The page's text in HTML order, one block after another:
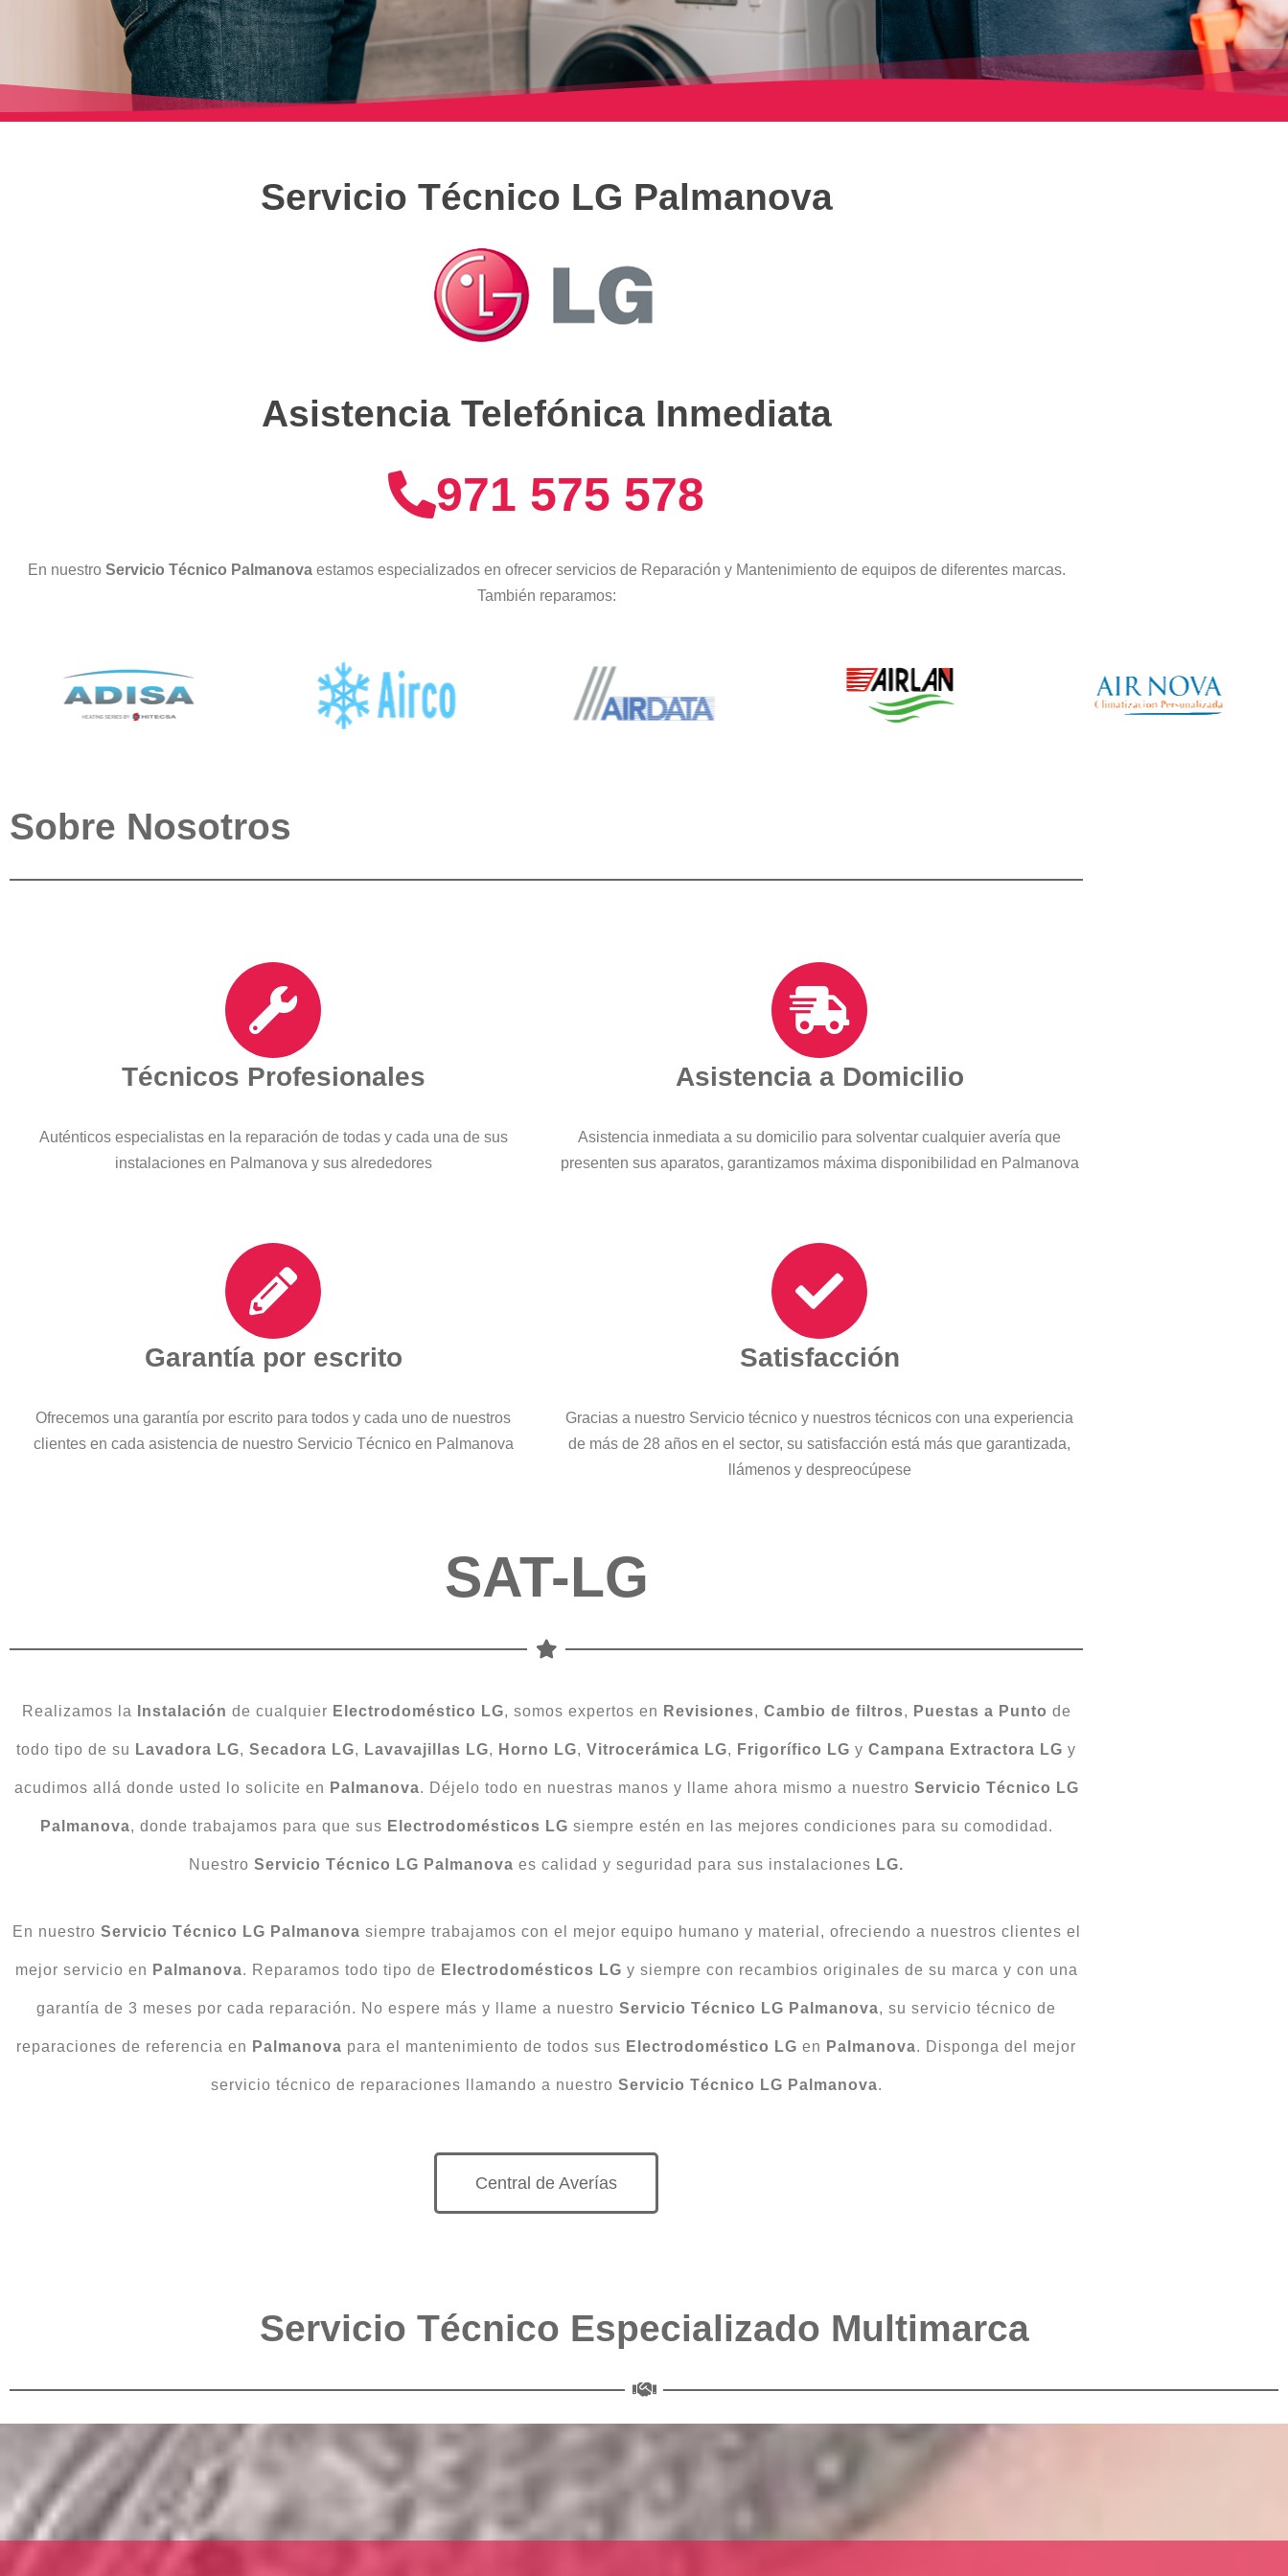
Servicio Técnico LG Palmanova
Asistencia Telefónica Inmediata
971 575 578
En nuestro Servicio Técnico Palmanova estamos especializados en ofrecer servicios de Reparación y Mantenimiento de equipos de diferentes marcas.
También reparamos:
Sobre Nosotros
Técnicos Profesionales
Auténticos especialistas en la reparación de todas y cada una de sus
instalaciones en Palmanova y sus alrededores
Asistencia a Domicilio
Asistencia inmediata a su domicilio para solventar cualquier avería que
presenten sus aparatos, garantizamos máxima disponibilidad en Palmanova
Garantía por escrito
Ofrecemos una garantía por escrito para todos y cada uno de nuestros
clientes en cada asistencia de nuestro Servicio Técnico en Palmanova
Satisfacción
Gracias a nuestro Servicio técnico y nuestros técnicos con una experiencia
de más de 28 años en el sector, su satisfacción está más que garantizada,
llámenos y despreocúpese
SAT-LG
Realizamos la Instalación de cualquier Electrodoméstico LG, somos expertos en Revisiones, Cambio de filtros, Puestas a Punto de
todo tipo de su Lavadora LG, Secadora LG, Lavavajillas LG, Horno LG, Vitrocerámica LG, Frigorífico LG y Campana Extractora LG y
acudimos allá donde usted lo solicite en Palmanova. Déjelo todo en nuestras manos y llame ahora mismo a nuestro Servicio Técnico LG
Palmanova, donde trabajamos para que sus Electrodomésticos LG siempre estén en las mejores condiciones para su comodidad.
Nuestro Servicio Técnico LG Palmanova es calidad y seguridad para sus instalaciones LG.
En nuestro Servicio Técnico LG Palmanova siempre trabajamos con el mejor equipo humano y material, ofreciendo a nuestros clientes el
mejor servicio en Palmanova. Reparamos todo tipo de Electrodomésticos LG y siempre con recambios originales de su marca y con una
garantía de 3 meses por cada reparación. No espere más y llame a nuestro Servicio Técnico LG Palmanova, su servicio técnico de
reparaciones de referencia en Palmanova para el mantenimiento de todos sus Electrodoméstico LG en Palmanova. Disponga del mejor
servicio técnico de reparaciones llamando a nuestro Servicio Técnico LG Palmanova.
Central de Averías
Servicio Técnico Especializado Multimarca